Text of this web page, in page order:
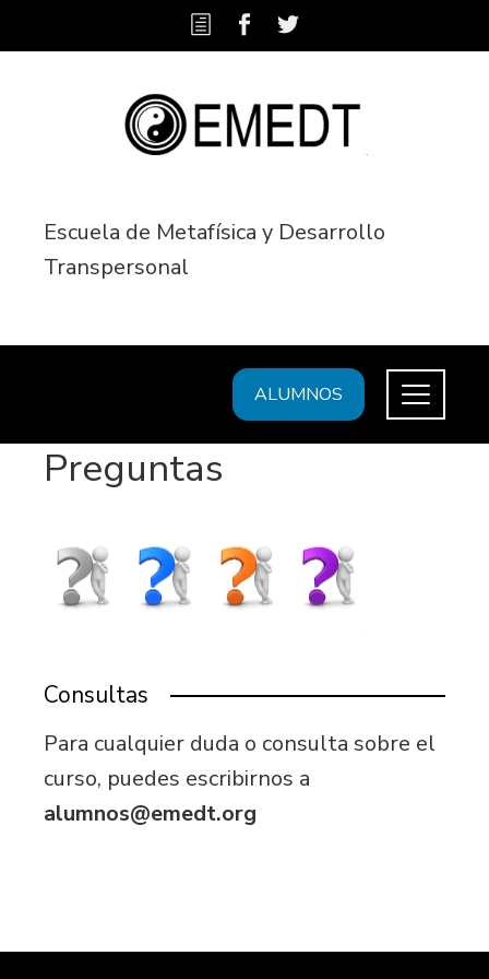
Escuela de Metafísica y Desarrollo
Transpersonal
ALUMNOS
Preguntas
Consultas
Para cualquier duda o consulta sobre el
curso, puedes escribirnos a
alumnos@emedt.org